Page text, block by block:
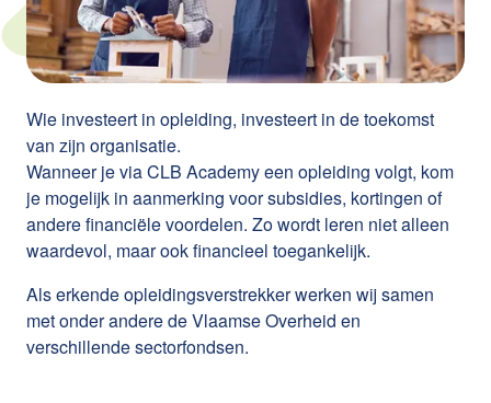
Wie investeert in opleiding, investeert in de toekomst
van zijn organisatie.
Wanneer je via CLB Academy een opleiding volgt, kom
je mogelijk in aanmerking voor subsidies, kortingen of
andere financiële voordelen. Zo wordt leren niet alleen
waardevol, maar ook financieel toegankelijk.
Als erkende opleidingsverstrekker werken wij samen
met onder andere de Vlaamse Overheid en
verschillende sectorfondsen.